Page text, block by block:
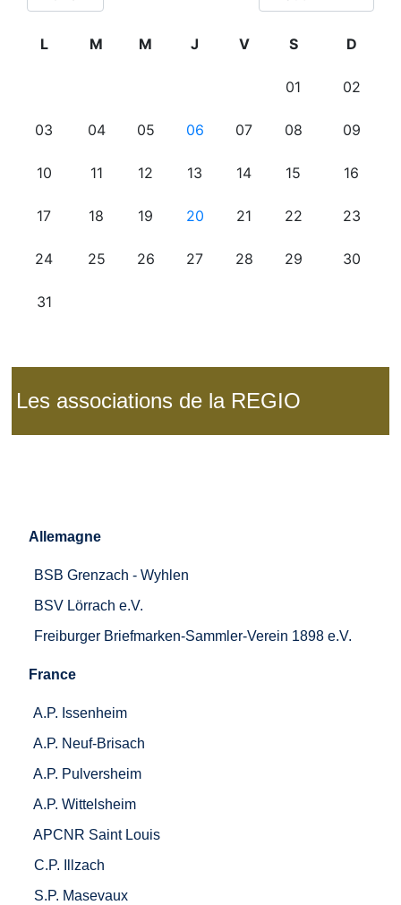
Les associations de la REGIO
Allemagne
BSB Grenzach - Wyhlen
BSV Lörrach e.V.
Freiburger Briefmarken-Sammler-Verein 1898 e.V.
France
A.P. Issenheim
A.P. Neuf-Brisach
A.P. Pulversheim
A.P. Wittelsheim
APCNR Saint Louis
C.P. Illzach
S.P. Masevaux